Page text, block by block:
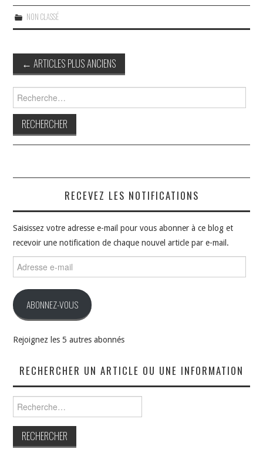
NON CLASSÉ
Navigation
des
articles
← ARTICLES PLUS ANCIENS
Rechercher :
RECEVEZ LES NOTIFICATIONS
Saisissez votre adresse e-mail pour vous abonner à ce blog et
recevoir une notification de chaque nouvel article par e-mail.
Adresse
e-
ABONNEZ-VOUS
Rejoignez les 5 autres abonnés
RECHERCHER UN ARTICLE OU UNE INFORMATION
Rechercher :